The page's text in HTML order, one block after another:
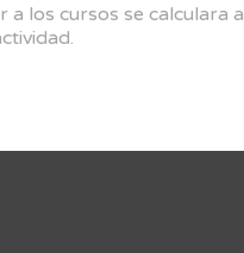
a los cursos se calculara a